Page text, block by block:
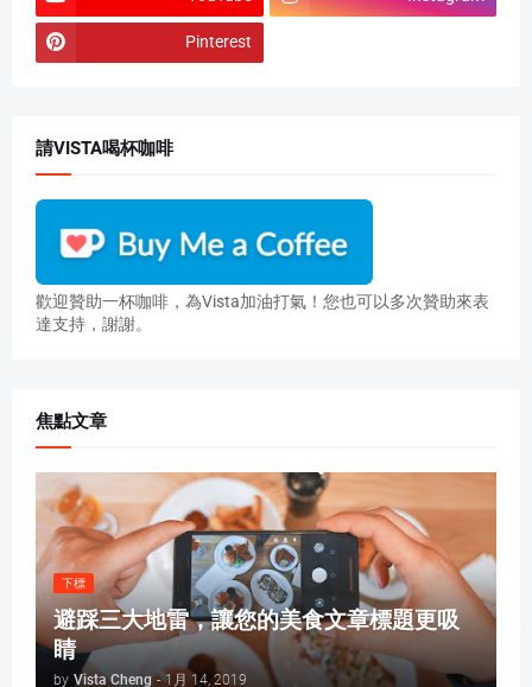
Pinterest
請VISTA喝杯咖啡
歡迎贊助一杯咖啡，為Vista加油打氣！您也可以多次贊助來表
達支持，謝謝。
焦點文章
下標
避踩三大地雷，讓您的美食文章標題更吸
睛
by Vista Cheng - 1月 14, 2019